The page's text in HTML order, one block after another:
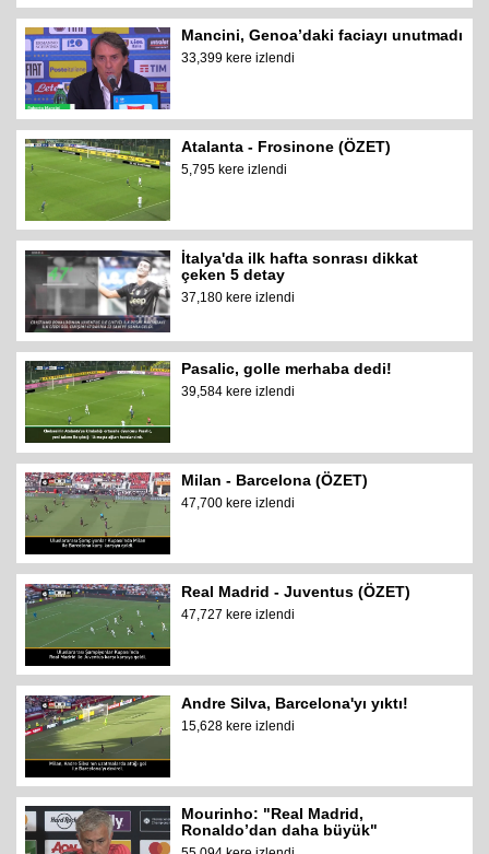
Mancini, Genoa’daki faciayı unutmadı
33,399 kere izlendi
Atalanta - Frosinone (ÖZET)
5,795 kere izlendi
İtalya'da ilk hafta sonrası dikkat
çeken 5 detay
37,180 kere izlendi
Pasalic, golle merhaba dedi!
39,584 kere izlendi
Milan - Barcelona (ÖZET)
47,700 kere izlendi
Real Madrid - Juventus (ÖZET)
47,727 kere izlendi
Andre Silva, Barcelona'yı yıktı!
15,628 kere izlendi
Mourinho: "Real Madrid,
Ronaldo’dan daha büyük"